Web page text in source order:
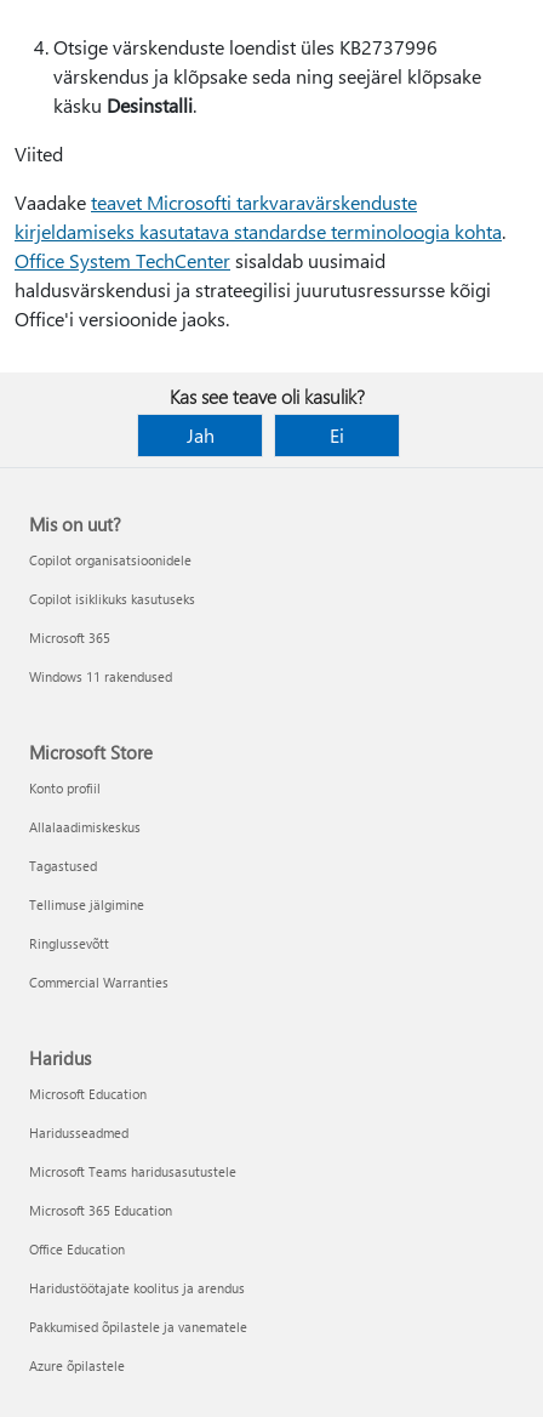
Otsige värskenduste loendist üles KB2737996
värskendus ja klõpsake seda ning seejärel klõpsake
käsku Desinstalli.
Viited
Vaadaketeavet Microsofti tarkvaravärskenduste
kirjeldamiseks kasutatava standardse terminoloogia kohta.
Office System TechCentersisaldab uusimaid
haldusvärskendusi ja strateegilisi juurutusressursse kõigi
Office'i versioonide jaoks.
Kas see teave oli kasulik?
Jah
Ei
Mis on uut?
Copilot organisatsioonidele
Copilot isiklikuks kasutuseks
Microsoft 365
Windows 11 rakendused
Microsoft Store
Konto profiil
Allalaadimiskeskus
Tagastused
Tellimuse jälgimine
Ringlussevõtt
Commercial Warranties
Haridus
Microsoft Education
Haridusseadmed
Microsoft Teams haridusasutustele
Microsoft 365 Education
Office Education
Haridustöötajate koolitus ja arendus
Pakkumised õpilastele ja vanematele
Azure õpilastele